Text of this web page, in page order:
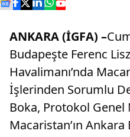
ANKARA (İGFA) –
Budapeşte Ferenc
Havalimanı’nda
İşlerinden Sorumlu
Boka, Protokol
Macaristan’ın